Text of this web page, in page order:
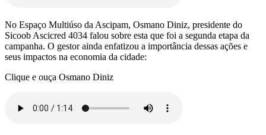
No Espaço Multiúso da Ascipam, Osmano Diniz, presidente do
Sicoob Ascicred 4034 falou sobre esta que foi a segunda etapa da
campanha. O gestor ainda enfatizou a importância dessas ações e
seus impactos na economia da cidade:
Clique e ouça Osmano Diniz